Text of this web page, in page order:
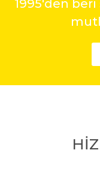
1995'den